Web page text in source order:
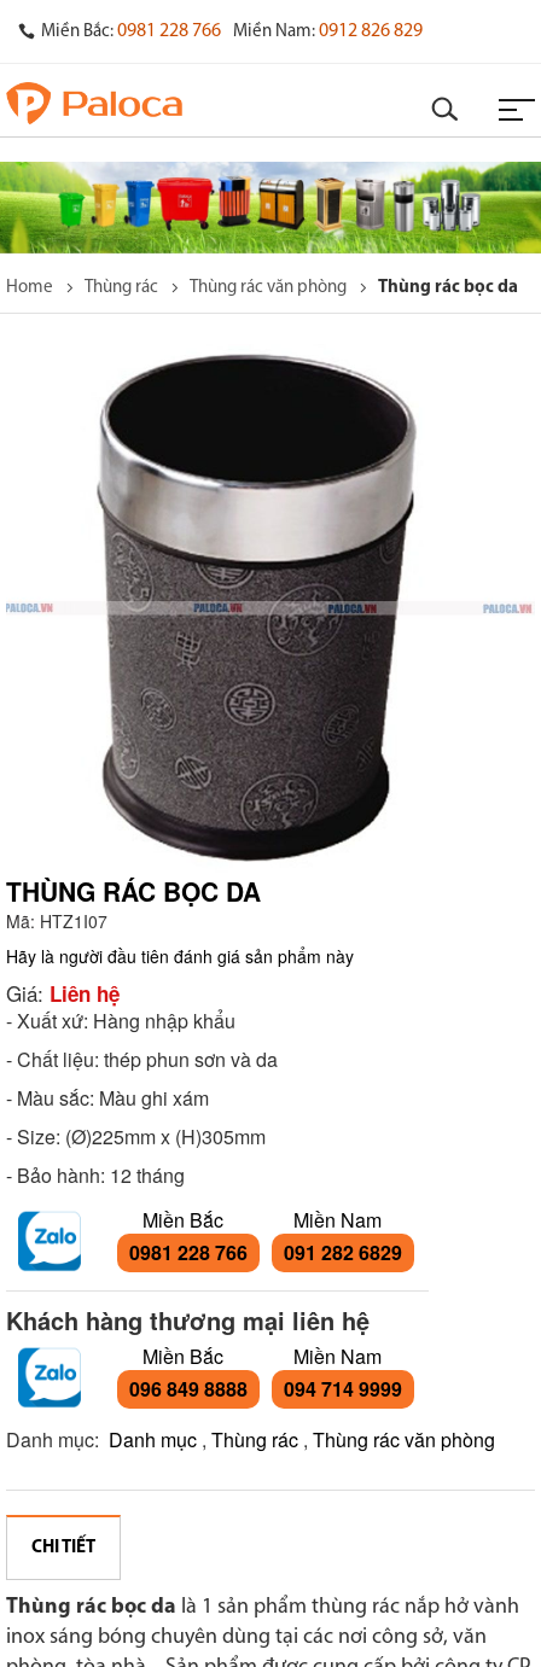
Miền Bắc: 0981 228 766 Miền Nam: 0912 826 829
Home Thùng rác Thùng rác văn phòng Thùng rác bọc da
THÙNG RÁC BỌC DA
Mã: HTZ1I07
Hãy là người đầu tiên đánh giá sản phẩm này
Giá: Liên hệ
- Xuất xứ: Hàng nhập khẩu
- Chất liệu: thép phun sơn và da
- Màu sắc: Màu ghi xám
- Size: (Ø)225mm x (H)305mm
- Bảo hành: 12 tháng
Miền Bắc
0981 228 766
Miền Nam
091 282 6829
Khách hàng thương mại liên hệ
Miền Bắc
096 849 8888
Miền Nam
094 714 9999
Danh mục: Danh mục , Thùng rác , Thùng rác văn phòng
CHI TIẾT
Thùng rác bọc da là 1 sản phẩm thùng rác nắp hở vành
inox sáng bóng chuyên dùng tại các nơi công sở, văn